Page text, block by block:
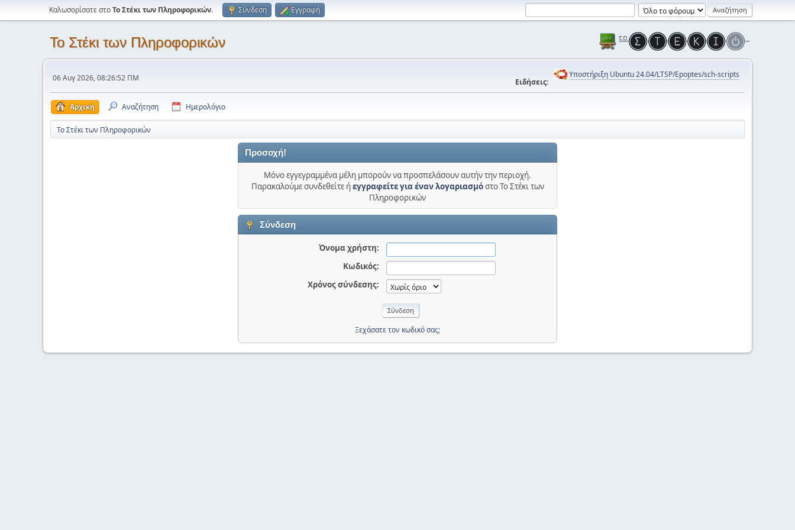
Καλωσορίσατε στοΤο Στέκι των Πληροφορικών. Σύνδεση Εγγραφή
Το Στέκι των Πληροφορικών
06 Αυγ 2026, 08:26:52 ΠΜ Ειδήσεις:
Υποστήριξη Ubuntu 24.04/LTSP/Epoptes/sch-scripts
Αρχική Αναζήτηση Ημερολόγιο
Το Στέκι των Πληροφορικών
Προσοχή!
Μόνο εγγεγραμμένα μέλη μπορούν να προσπελάσουν αυτήν την περιοχή.
Παρακαλούμε συνδεθείτε ήεγγραφείτε για έναν λογαριασμόστο Το Στέκι των
Πληροφορικών
Σύνδεση
Όνομα χρήστη:
Κωδικός:
Χρόνος σύνδεσης:
Ξεχάσατε τον κωδικό σας;